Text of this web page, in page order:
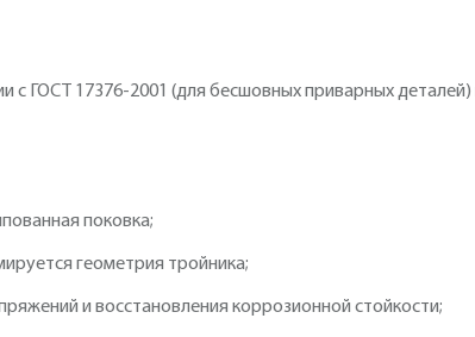
ГОСТ 17376-2001 (для бесшовных приварных
поковка;
геометрия тройника;
и восстановления коррозионной стойкости;